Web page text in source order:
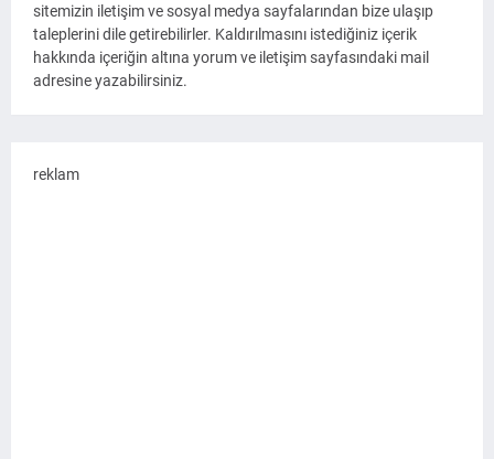
sitemizin iletişim ve sosyal medya sayfalarından bize ulaşıp
taleplerini dile getirebilirler. Kaldırılmasını istediğiniz içerik
hakkında içeriğin altına yorum ve iletişim sayfasındaki mail
adresine yazabilirsiniz.
reklam